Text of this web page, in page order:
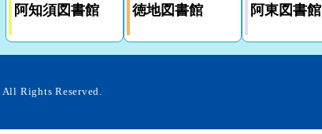
阿知須図書館 徳地図書館 阿東図書館
All Rights Reserved.